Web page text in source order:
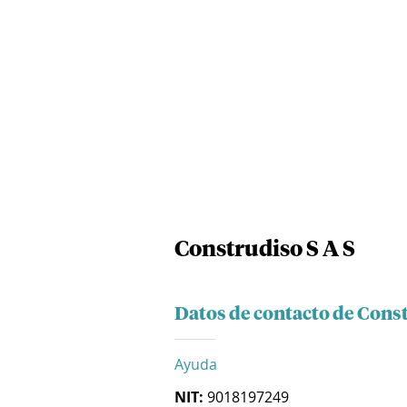
Construdiso S A S
Datos de contacto de
Ayuda
NIT: 9018197249